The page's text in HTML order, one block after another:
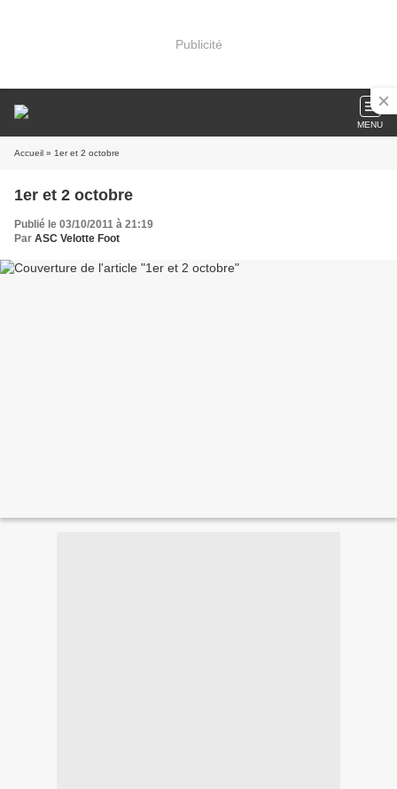
Publicité
MENU
Accueil » 1er et 2 octobre
1er et 2 octobre
Publié le 03/10/2011 à 21:19
Par ASC Velotte Foot